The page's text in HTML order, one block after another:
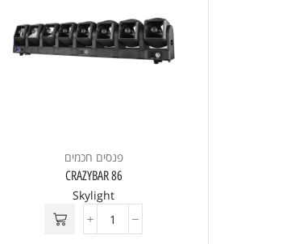
פנסים חכמים
CRAZYBAR 86
Skylight